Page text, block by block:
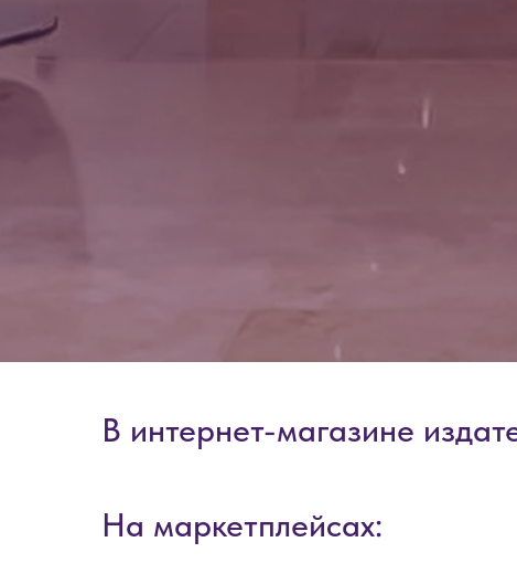
В интернет-магазине
На маркетплейсах: